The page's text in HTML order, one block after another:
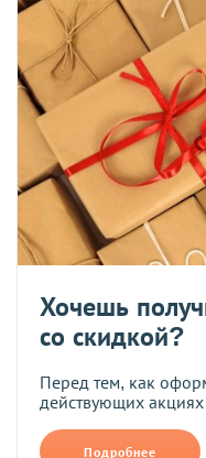
Хочешь
со скидкой?
Перед тем, как
действующих
Подробнее